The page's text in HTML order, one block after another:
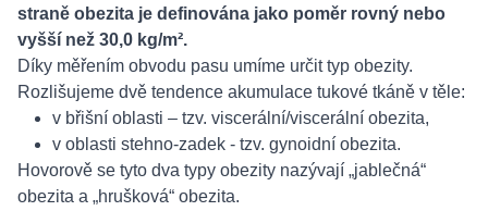
straně obezita je definována jako poměr rovný nebo
vyšší než 30,0 kg/m².
Díky měřením obvodu pasu umíme určit typ obezity.
Rozlišujeme dvě tendence akumulace tukové tkáně v těle:
v břišní oblasti – tzv. viscerální/viscerální obezita,
v oblasti stehno-zadek - tzv. gynoidní obezita.
Hovorově se tyto dva typy obezity nazývají „jablečná“
obezita a „hrušková“ obezita.